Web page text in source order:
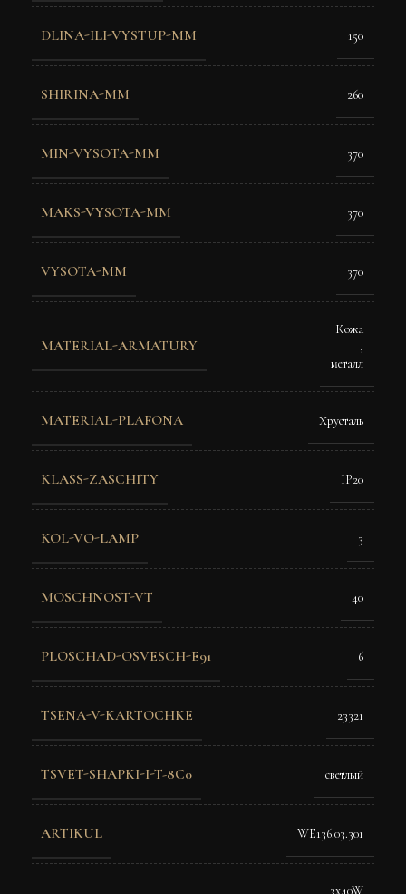
DLINA-ILI-VYSTUP-MM 150
SHIRINA-MM 260
MIN-VYSOTA-MM 370
MAKS-VYSOTA-MM 370
VYSOTA-MM 370
MATERIAL-ARMATURY
Кожа
,
металл
MATERIAL-PLAFONA Хрусталь
KLASS-ZASCHITY IP20
KOL-VO-LAMP 3
MOSCHNOST-VT 40
PLOSCHAD-OSVESCH-E91 6
TSENA-V-KARTOCHKE 23321
TSVET-SHAPKI-I-T-8C0 светлый
ARTIKUL WE136.03.301